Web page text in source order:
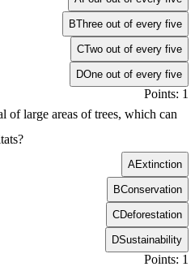
BThree out of every five
CTwo out of every five
DOne out of every five
Points: 1
of large areas of trees, which can
AExtinction
BConservation
CDeforestation
DSustainability
Points: 1